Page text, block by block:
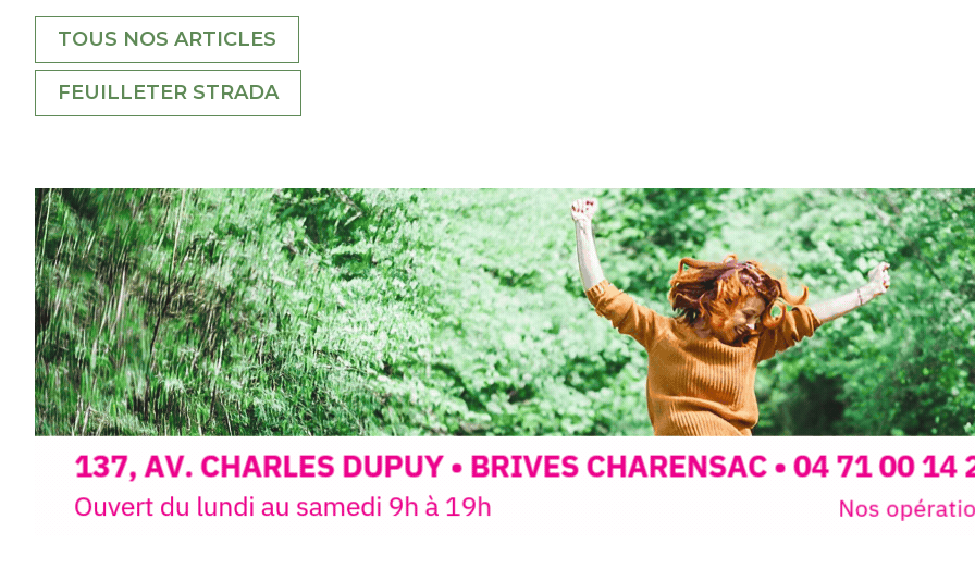
TOUS NOS ARTICLES
FEUILLETER STRADA